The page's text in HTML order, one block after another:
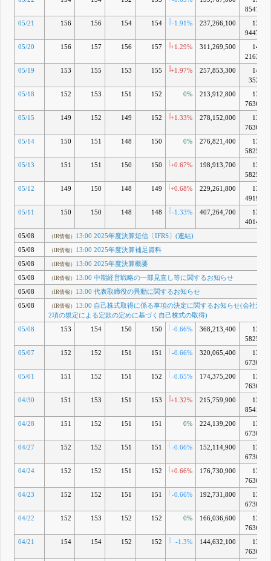
8541億
05/21
156 156 154 154 -1.91% 237,266,100
13兆
9447億
05/20
156 157 156 157 +1.29% 311,269,500
14兆
2163億
05/19
153 155 153 155 +1.97% 257,853,300
14兆
352億
05/18
152 153 151 152 0% 213,912,800
13兆
7636億
05/15
149 152 149 152 +1.33% 278,152,000
13兆
7636億
05/14
150 151 148 150 0% 276,821,400
13兆
5825億
05/13
151 151 150 150 +0.67% 198,913,700
13兆
5825億
05/12
149 150 148 149 +0.68% 229,261,800
13兆
4919億
05/11
150 150 148 148 -1.33% 407,264,700
13兆
4014億
05/08
（IR情報） 13:00 2025年度決算短信〔IFRS〕(連結)
05/08
（IR情報） 13:00 2025年度決算補足資料
05/08
（IR情報） 13:00 2025年度決算概要
05/08
（IR情報） 13:00 中期経営戦略の一部見直し等に関するお知らせ
05/08
（IR情報） 13:00 代表取締役の異動に関するお知らせ
05/08
（IR情報） 13:00 自己株式取得に係る事項の決定に関するお知らせ(会社法第
2項の規定による定款の定めに基づく自己株式の取得)
05/08
153 154 150 150 -0.66% 368,213,400
13兆
5825億
05/07
152 152 151 151 -0.66% 320,065,400
13兆
6730億
05/01
151 152 151 152 -0.65% 174,375,200
13兆
7636億
04/30
151 153 151 153 +1.32% 215,759,900
13兆
8541億
04/28
151 152 151 151 0% 224,139,200
13兆
6730億
04/27
152 152 151 151 -0.66% 152,114,900
13兆
6730億
04/24
152 152 151 152 +0.66% 176,730,900
13兆
7636億
04/23
152 152 151 151 -0.66% 192,731,800
13兆
6730億
04/22
152 153 152 152 0% 166,036,600
13兆
7636億
04/21
154 154 152 152 -1.3% 144,632,100
13兆
7636億